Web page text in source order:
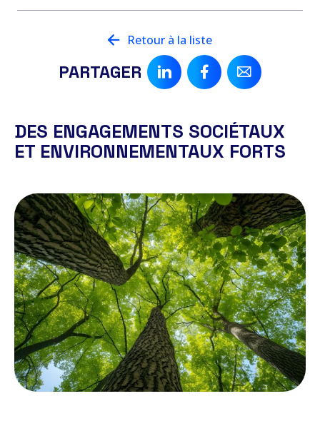
Retour à la liste
PARTAGER
DES ENGAGEMENTS SOCIÉTAUX
ET ENVIRONNEMENTAUX FORTS